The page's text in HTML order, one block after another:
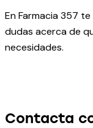
En Farmacia 357
dudas acerca de
necesidades.
Contacta